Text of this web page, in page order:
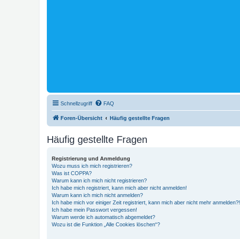
Schnellzugriff FAQ
Foren-Übersicht Häufig gestellte Fragen
Häufig gestellte Fragen
Registrierung und Anmeldung
Wozu muss ich mich registrieren?
Was ist COPPA?
Warum kann ich mich nicht registrieren?
Ich habe mich registriert, kann mich aber nicht anmelden!
Warum kann ich mich nicht anmelden?
Ich habe mich vor einiger Zeit registriert, kann mich aber nicht mehr anmelden?!
Ich habe mein Passwort vergessen!
Warum werde ich automatisch abgemeldet?
Wozu ist die Funktion „Alle Cookies löschen“?